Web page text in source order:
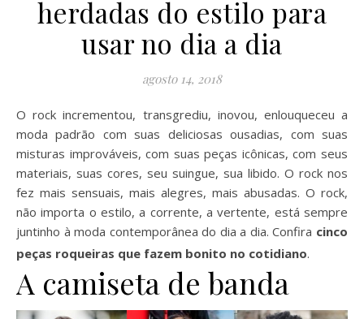
herdadas do estilo para
usar no dia a dia
agosto 14, 2018
O rock incrementou, transgrediu, inovou, enlouqueceu a
moda padrão com suas deliciosas ousadias, com suas
misturas improváveis, com suas peças icônicas, com seus
materiais, suas cores, seu suingue, sua libido. O rock nos
fez mais sensuais, mais alegres, mais abusadas. O rock,
não importa o estilo, a corrente, a vertente, está sempre
juntinho à moda contemporânea do dia a dia. Confira cinco
peças roqueiras que fazem bonito no cotidiano.
A camiseta de banda